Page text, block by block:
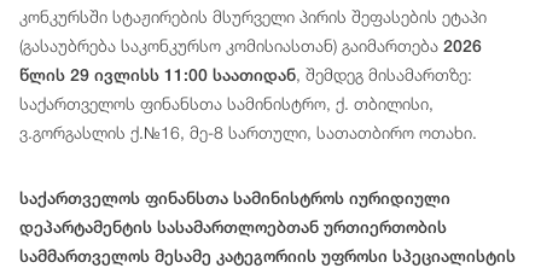
კონკურსში სტაჟირების მსურველი პირის შეფასების ეტაპი
(გასაუბრება საკონკურსო კომისიასთან) გაიმართება 2026
წლის 29 ივლისს 11:00 საათიდან, შემდეგ მისამართზე:
საქართველოს ფინანსთა სამინისტრო, ქ. თბილისი,
ვ.გორგასლის ქ.№16, მე-8 სართული, სათათბირო ოთახი.
საქართველოს ფინანსთა სამინისტროს იურიდიული
დეპარტამენტის სასამართლოებთან ურთიერთობის
სამმართველოს მესამე კატეგორიის უფროსი სპეციალისტის